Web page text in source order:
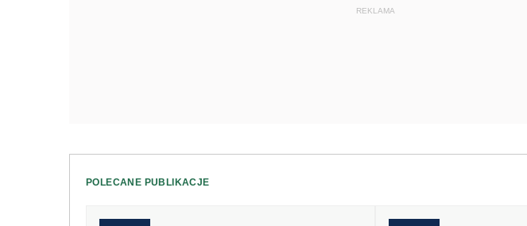
REKLAMA
POLECANE PUBLIKACJE